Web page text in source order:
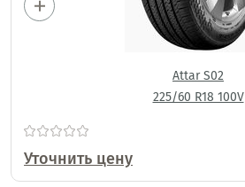
Attar S02
225/60 R18 100V
Уточнить цену